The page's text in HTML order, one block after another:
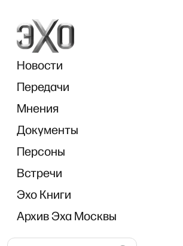
Новости
Передачи
Мнения
Документы
Персоны
Встречи
Эхо Книги
Архив Эха Москвы